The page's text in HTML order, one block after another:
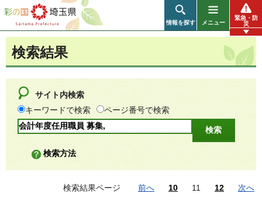
彩の国 埼玉県
情報を探す メニュー
緊急・防
災
検索結果
サイト内検索
キーワードで検索
ページ番号で検索
検索方法
検索結果ページ 前へ 10 11 12 次へ